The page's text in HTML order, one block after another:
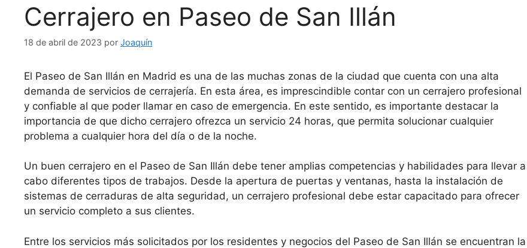
Cerrajero en Paseo de San Illán
18 de abril de 2023 por Joaquín
El Paseo de San Illán en Madrid es una de las muchas zonas de la ciudad que cuenta con una alta
demanda de servicios de cerrajería. En esta área, es imprescindible contar con un cerrajero profesional
y confiable al que poder llamar en caso de emergencia. En este sentido, es importante destacar la
importancia de que dicho cerrajero ofrezca un servicio 24 horas, que permita solucionar cualquier
problema a cualquier hora del día o de la noche.
Un buen cerrajero en el Paseo de San Illán debe tener amplias competencias y habilidades para llevar a
cabo diferentes tipos de trabajos. Desde la apertura de puertas y ventanas, hasta la instalación de
sistemas de cerraduras de alta seguridad, un cerrajero profesional debe estar capacitado para ofrecer
un servicio completo a sus clientes.
Entre los servicios más solicitados por los residentes y negocios del Paseo de San Illán se encuentran la